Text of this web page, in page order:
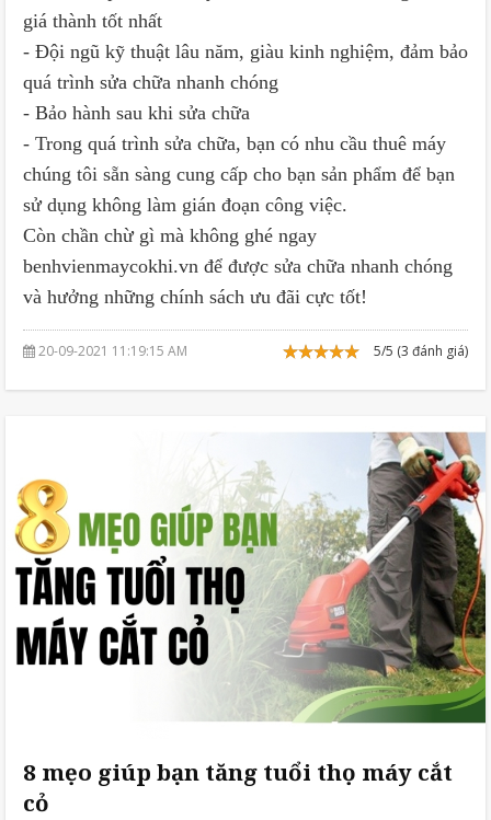
giá thành tốt nhất
- Đội ngũ kỹ thuật lâu năm, giàu kinh nghiệm, đảm bảo
quá trình sửa chữa nhanh chóng
- Bảo hành sau khi sửa chữa
- Trong quá trình sửa chữa, bạn có nhu cầu thuê máy
chúng tôi sẵn sàng cung cấp cho bạn sản phẩm để bạn
sử dụng không làm gián đoạn công việc.
Còn chần chừ gì mà không ghé ngay
benhvienmaycokhi.vn để được sửa chữa nhanh chóng
và hưởng những chính sách ưu đãi cực tốt!
20-09-2021 11:19:15 AM 5/5 (3 đánh giá)
8 mẹo giúp bạn tăng tuổi thọ máy cắt
cỏ